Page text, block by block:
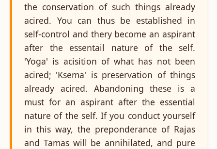
the conservation of such things already
acired. You can thus be established in
self-control and thery become an aspirant
after the essentail nature of the self.
'Yoga' is acisition of what has not been
acired; 'Ksema' is preservation of things
already acired. Abandoning these is a
must for an aspirant after the essential
nature of the self. If you conduct yourself
in this way, the preponderance of Rajas
and Tamas will be annihilated, and pure